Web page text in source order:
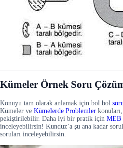
Kümeler Örnek Soru
Konuyu tam olarak anlamak için bol bol
Kümeler ve Kümelerde Problemler
pekiştirilebilir. Daha iyi bir pratik için MEB
inceleyebilirsin! Kunduz’a şu ana kadar
soruları inceleyebilirsin.